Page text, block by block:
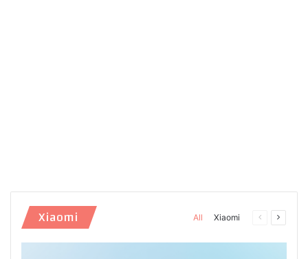
Xiaomi All Xiaomi
Previous